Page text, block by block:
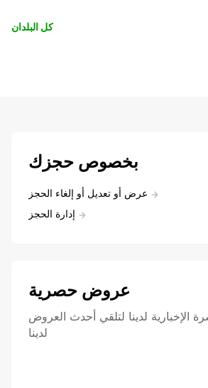
كل البلدان
بخصوص حجزك
عرض أو تعديل أو إلغاء الحجز
إدارة الحجز
عروض حصرية
الإخبارية لدينا لتلقي أحدث العروض
لدينا